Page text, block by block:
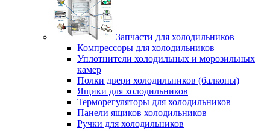
Запчасти для холодильников
Компрессоры для холодильников
Уплотнители холодильных и морозильных
камер
Полки двери холодильников (балконы)
Ящики для холодильников
Терморегуляторы для холодильников
Панели ящиков холодильников
Ручки для холодильников